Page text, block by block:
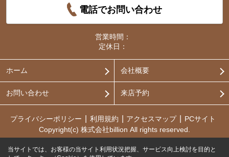
電話でお問い合わせ
営業時間：
定休日：
ホーム 会社概要
お問い合わせ 来店予約
プライバシーポリシー 利用規約 アクセスマップ
PCサイト
Copyright(c) 株式会社billion All rights reserved.
当サイトでは、お客様の当サイト利用状況把握、サービス向上検討を目的と